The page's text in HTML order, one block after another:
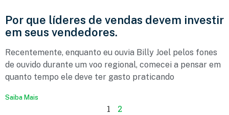
Por que líderes de vendas devem investir
em seus vendedores.
Recentemente, enquanto eu ouvia Billy Joel pelos fones
de ouvido durante um voo regional, comecei a pensar em
quanto tempo ele deve ter gasto praticando
Saiba Mais
1 2